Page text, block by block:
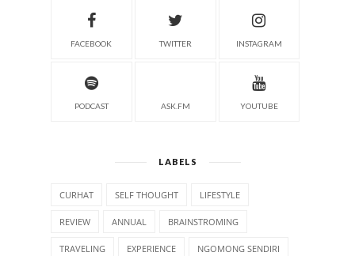
FACEBOOK TWITTER INSTAGRAM
PODCAST ASK.FM YOUTUBE
LABELS
CURHAT SELF THOUGHT LIFESTYLE
REVIEW ANNUAL BRAINSTROMING
TRAVELING EXPERIENCE NGOMONG SENDIRI